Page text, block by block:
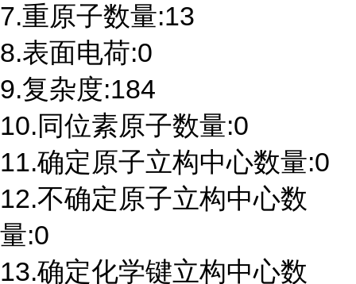
7.重原子数量:13
8.表面电荷:0
9.复杂度:184
10.同位素原子数量:0
11.确定原子立构中心数量:0
12.不确定原子立构中心数
量:0
13.确定化学键立构中心数